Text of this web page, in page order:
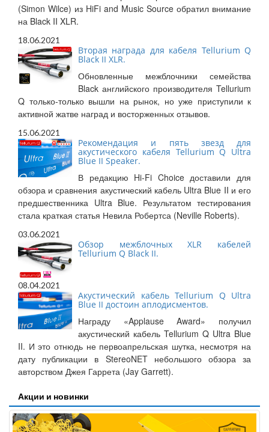
(Simon Wilce) из HiFi and Music Source обратил внимание
на Black II XLR.
18.06.2021
Вторая награда для кабеля Tellurium Q
Black II XLR.
Обновленные межблочники семейства
Black английского производителя Tellurium
Q только-только вышли на рынок, но уже приступили к
активной жатве наград и восторженных отзывов.
15.06.2021
Рекомендация и пять звезд для
акустического кабеля Tellurium Q Ultra
Blue II Speaker.
В редакцию Hi-Fi Choice доставили для
обзора и сравнения акустический кабель Ultra Blue II и его
предшественника Ultra Blue. Результатом тестирования
стала краткая статья Невила Робертса (Neville Roberts).
03.06.2021
Обзор межблочных XLR кабелей
Tellurium Q Black II.
08.04.2021
Акустический кабель Tellurium Q Ultra
Blue II достоин аплодисментов.
Награду «Applause Award» получил
акустический кабель Tellurium Q Ultra Blue
II. И это отнюдь не первоапрельская шутка, несмотря на
дату публикации в StereoNET небольшого обзора за
авторством Джея Гаррета (Jay Garrett).
Акции и новинки